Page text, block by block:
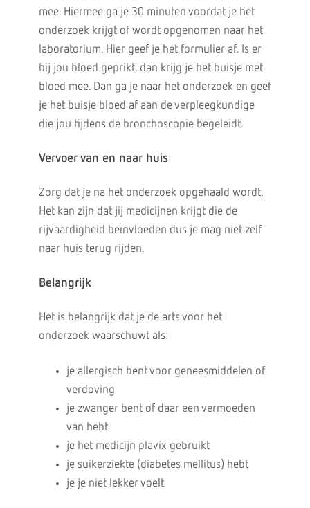
mee. Hiermee ga je 30 minuten voordat je het
onderzoek krijgt of wordt opgenomen naar het
laboratorium. Hier geef je het formulier af. Is er
bij jou bloed geprikt, dan krijg je het buisje met
bloed mee. Dan ga je naar het onderzoek en geef
je het buisje bloed af aan de verpleegkundige
die jou tijdens de bronchoscopie begeleidt.
Vervoer van en naar huis
Zorg dat je na het onderzoek opgehaald wordt.
Het kan zijn dat jij medicijnen krijgt die de
rijvaardigheid beïnvloeden dus je mag niet zelf
naar huis terug rijden.
Belangrijk
Het is belangrijk dat je de arts voor het
onderzoek waarschuwt als:
je allergisch bent voor geneesmiddelen of
verdoving
je zwanger bent of daar een vermoeden
van hebt
je het medicijn plavix gebruikt
je suikerziekte (diabetes mellitus) hebt
je je niet lekker voelt